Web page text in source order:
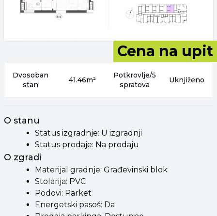
Cena na upit
Dvosoban
stan
41.46m²
Potkrovlje/5
spratova
Uknjiženo
O stanu
Status izgradnje: U izgradnji
Status prodaje: Na prodaju
O zgradi
Materijal gradnje: Građevinski blok
Stolarija: PVC
Podovi: Parket
Energetski pasoš: Da